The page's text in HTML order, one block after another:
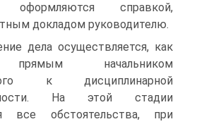
оформляются справкой,
докладом руководителю.
дела осуществляется, как
прямым начальником
к дисциплинарной
На этой стадии
все обстоятельства, при